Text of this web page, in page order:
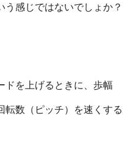
感じではないでしょか？
ドを上げるときに、歩幅
転数（ピッチ）を速くする